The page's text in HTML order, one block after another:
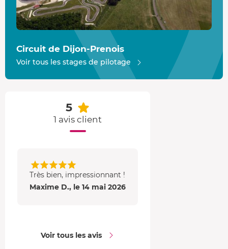
n'attend plus que vous !
Circuit de Dijon-Prenois
Voir tous les stages de pilotage
5
1 avis client
Très bien, impressionnant !
Maxime D., le 14 mai 2026
Voir tous les avis